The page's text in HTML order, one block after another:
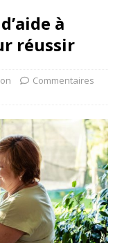
à
réussir
Commentaires